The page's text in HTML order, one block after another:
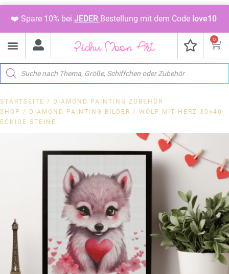
❤️ Spare 10% bei JEDER Bestellung mit dem Code love10
0
STARTSEITE /
DIAMOND PAINTING ZUBEHÖR
SHOP / DIAMOND PAINTING BILDER / WOLF MIT HERZ 30×40
ECKIGE STEINE